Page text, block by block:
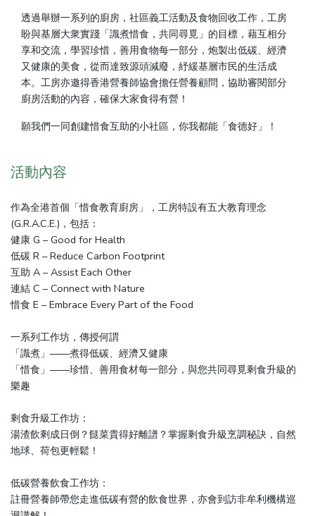
透過舉辦一系列的廚房，社區義工活動及食物回收工作，工房
盼與基層大衆實踐「識煮惜食，共同尋覓」的目標，藉互相分
享和交流，學習珍惜，善用食物每一部分，炮製出低碳、經濟
又健康的美食，從而達致源頭減廢，紓緩基層市民的生活成
本。工房亦邀得香港營養師協會擔任營養顧問，協助審閱部分
廚房活動的內容，確保大家食得有營！
願我們一同創建惜食互助的小社區，你我都能「食德好」！
活動內容
作為全港首個「惜食教育廚房」，工房特設有五大教育理念
(G.R.A.C.E.)，包括：
健康 G – Good for Health
低碳 R – Reduce Carbon Footprint
互助 A – Assist Each Other
連結 C – Connect with Nature
惜食 E – Embrace Every Part of the Food
一系列工作坊，傳授何謂
「識煮」——煮得低碳、經濟又健康
「惜食」——珍惜、善用食材每一部分，與您共同尋覓剩食升級的
樂趣
剩食升級工作坊：
湯渣飲剩成日倒？餸菜貴得好離譜？掌握剩食升級烹調秘訣，自然
地球、荷包更輕鬆！
低碳營養飲食工作坊：
註冊營養師帶您走進低碳有營的飲食世界，亦會到訪非牟利機構巡